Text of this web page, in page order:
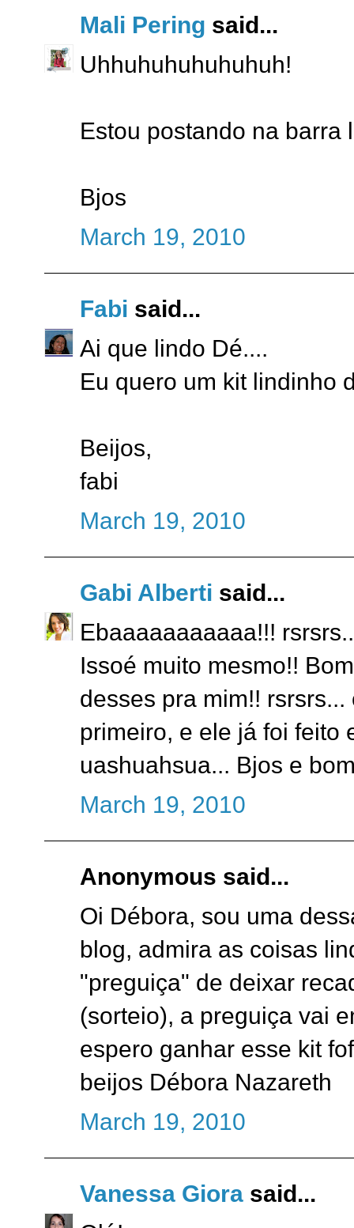
Mali Pering said...
Uhhuhuhuhuhuhuh!
Estou postando na barra
Bjos
March 19, 2010
Fabi said...
Ai que lindo Dé....
Eu quero um kit lindinho
Beijos,
fabi
March 19, 2010
Gabi Alberti said...
Ebaaaaaaaaaaa!!!
Issoé muito mesmo!!
desses pra mim!!
primeiro, e ele já foi feito
uashuahsua... Bjos e
March 19, 2010
Anonymous said...
Oi Débora, sou uma
blog, admira as coisas
"preguiça" de deixar
(sorteio), a preguiça vai
espero ganhar esse kit
beijos Débora Nazareth
March 19, 2010
Vanessa Giora said...